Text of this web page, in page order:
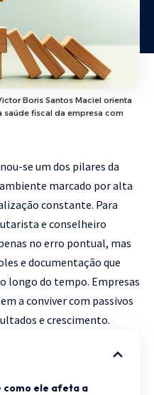
Boris Santos Maciel orienta
saúde fiscal da empresa com
se um dos pilares da
marcado por alta
constante. Para
e conselheiro
no erro pontual, mas
e documentação que
longo do tempo. Empresas
a conviver com passivos
e crescimento.
como ele afeta a